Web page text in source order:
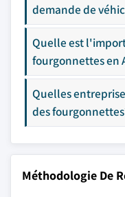
demande de
Quelle est
fourgonnettes en
Quelles
des
Méthodologie De